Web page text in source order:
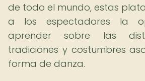
de todo el mundo, estas
a los espectadores la
aprender sobre las
tradiciones y costumbres
forma de danza.